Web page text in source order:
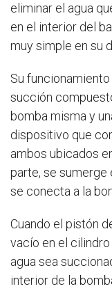
eliminar el agua
en el interior del
muy simple en su
Su
succión
bomba misma y
dispositivo que
ambos ubicados
parte, se sumerge
se conecta a la
Cuando el pistón
vacío en el cilindro
agua sea
interior de la